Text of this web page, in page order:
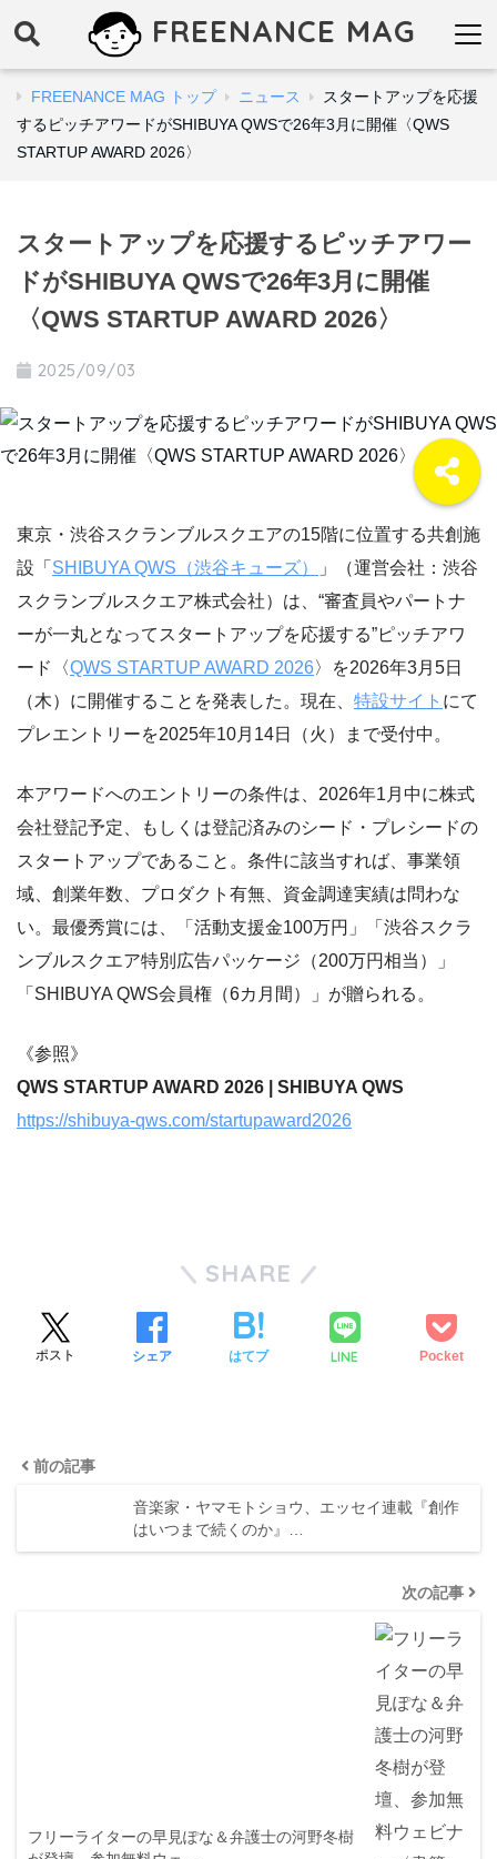
FREENANCE MAG
FREENANCE MAG トップ ニュース
スタートアップを応援
するピッチアワードがSHIBUYA QWSで26年3月に開催〈QWS
STARTUP AWARD 2026〉
スタートアップを応援するピッチアワー
ドがSHIBUYA QWSで26年3月に開催
〈QWS STARTUP AWARD 2026〉
2025/09/03
東京・渋谷スクランブルスクエアの15階に位置する共創施
設「 SHIBUYA QWS（渋谷キューズ）
」（運営会社：渋谷
スクランブルスクエア株式会社）は、“審査員やパートナ
ーが一丸となってスタートアップを応援する”ピッチアワ
ード〈QWS STARTUP AWARD 2026〉を2026年3月5日
（木）に開催することを発表した。現在、 特設サイト にて
プレエントリーを2025年10月14日（火）まで受付中。
本アワードへのエントリーの条件は、2026年1月中に株式
会社登記予定、もしくは登記済みのシード・プレシードの
スタートアップであること。条件に該当すれば、事業領
域、創業年数、プロダクト有無、資金調達実績は問わな
い。最優秀賞には、「活動支援金100万円」「渋谷スクラ
ンブルスクエア特別広告パッケージ（200万円相当）」
「SHIBUYA QWS会員権（6カ月間）」が贈られる。
《参照》
QWS STARTUP AWARD 2026 | SHIBUYA QWS
https://shibuya-qws.com/startupaward2026
SHARE
ツイート シェア はてブ LINE Pocket
前の記事
音楽家・ヤマモトショウ、エッセイ連載『創作
はいつまで続くのか』…
次の記事
フリーライターの早見ぽな＆弁護士の河野冬樹